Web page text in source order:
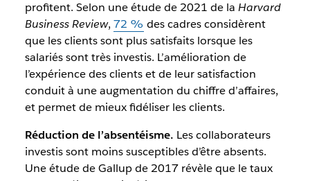
profitent. Selon une étude de 2021 de la Harvard
Business Review, 72 % des cadres considèrent
que les clients sont plus satisfaits lorsque les
salariés sont très investis. L’amélioration de
l’expérience des clients et de leur satisfaction
conduit à une augmentation du chiffre d’affaires,
et permet de mieux fidéliser les clients.
Réduction de l’absentéisme. Les collaborateurs
investis sont moins susceptibles d’être absents.
Une étude de Gallup de 2017 révèle que le taux